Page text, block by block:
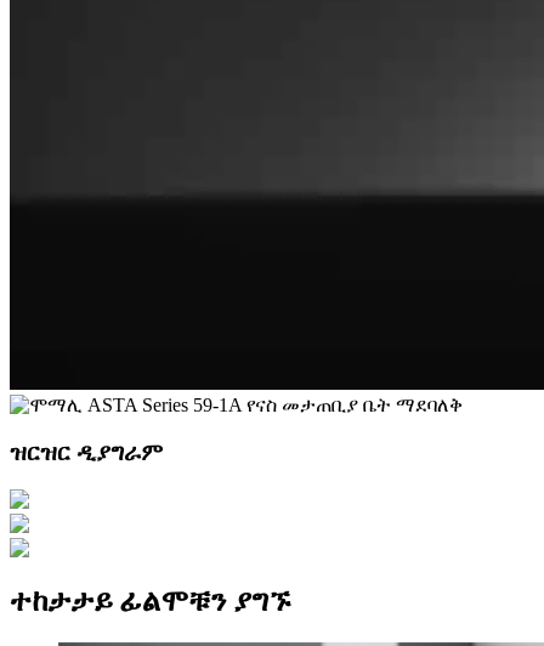
ዝርዝር ዲያግራም
ተከታታይ ፊልሞቹን ያግኙ